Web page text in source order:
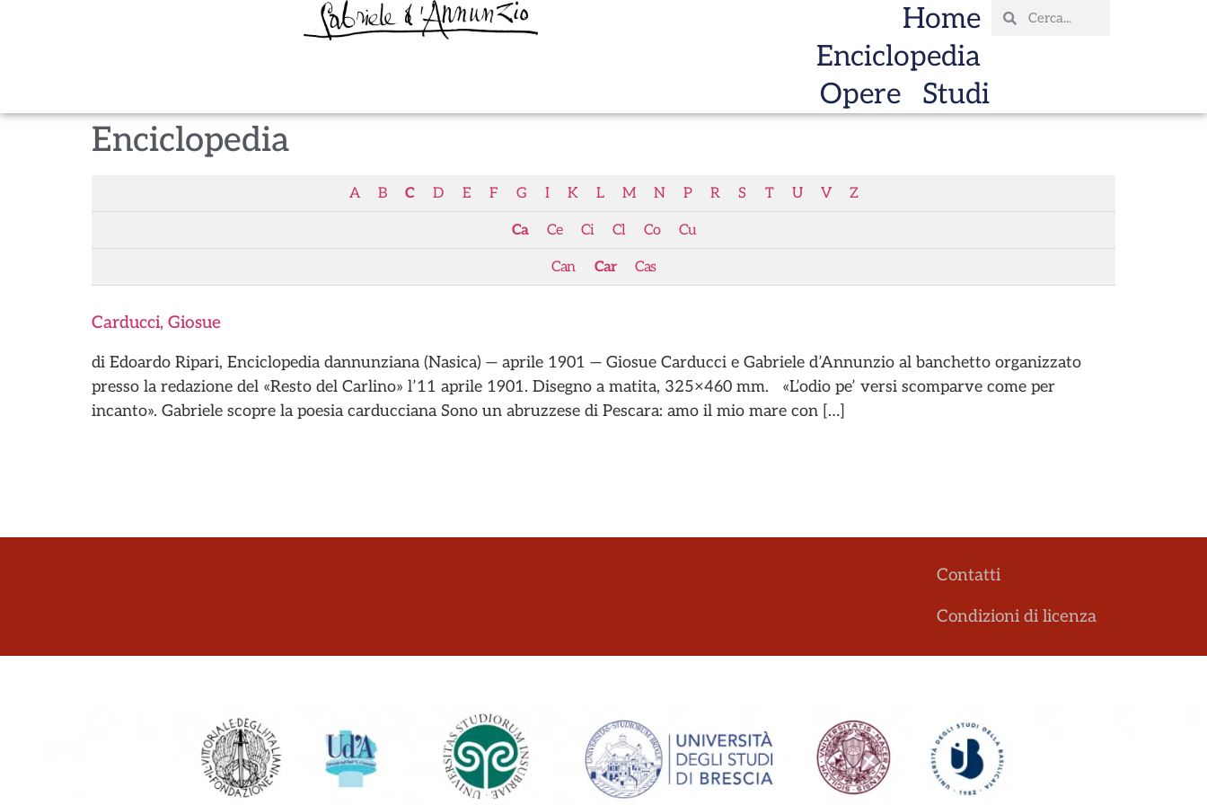
Home
Enciclopedia
Opere
Studi
Enciclopedia
A B C D E F G I K L M N P R S T U V Z
Ca Ce Ci Cl Co Cu
Can Car Cas
Carducci, Giosue
di Edoardo Ripari, Enciclopedia dannunziana (Nasica) — aprile 1901 — Giosue Carducci e Gabriele d’Annunzio al banchetto organizzato
presso la redazione del «Resto del Carlino» l’11 aprile 1901. Disegno a matita, 325×460 mm. «L’odio pe’ versi scomparve come per
incanto». Gabriele scopre la poesia carducciana Sono un abruzzese di Pescara: amo il mio mare con […]
Contatti
Condizioni di licenza